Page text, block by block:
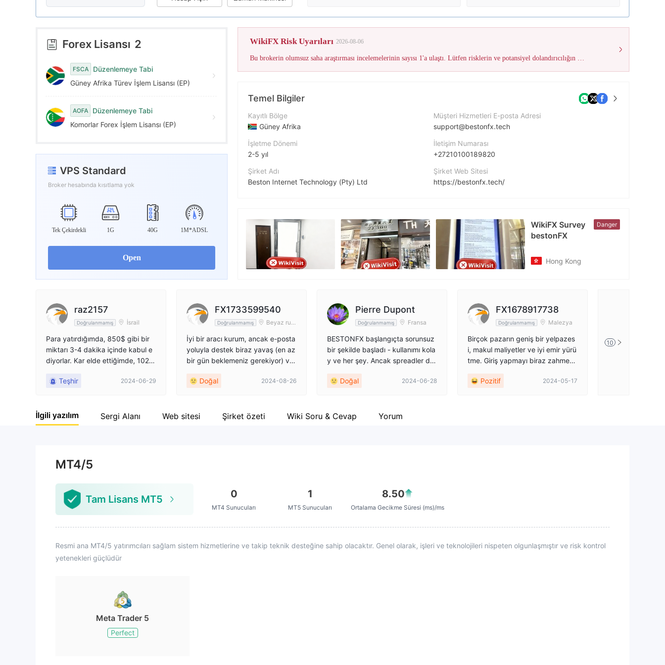
6
7
8
9
6
7
8
9
5
6
7
9
Forex Lisansı 2
FSCA
Düzenlemeye Tabi
Güney Afrika Türev İşlem Lisansı (EP)
AOFA
Düzenlemeye Tabi
Komorlar Forex İşlem Lisansı (EP)
VPS Standard
Broker hesabında kısıtlama yok
Tek Çekirdekli 1G 40G 1M*ADSL
Open
WikiFX Risk Uyarıları 2026-08-06
Bu brokerin olumsuz saha araştırması incelemelerinin sayısı 1'a ulaştı. Lütfen risklerin ve potansiyel dolandırıcılığın farkında olun!
Temel Bilgiler
Kayıtlı Bölge
Güney Afrika
İşletme Dönemi
2-5 yıl
Şirket Adı
Beston Internet Technology (Pty) Ltd
Şirket çalışanı
Müşteri Hizmetleri E-posta Adresi
support@bestonfx.tech
İletişim Numarası
+27210100189820
Şirket Web Sitesi
https://bestonfx.tech/
Facebook
https://www.facebook.com/bestonfx
WikiFX Survey
bestonFX
Danger
Hong Kong
raz2157
Doğrulanmamış İsrail
Para yatırdığımda, 850$ gibi bir
miktarı 3-4 dakika içinde kabul e
diyorlar. Kar elde ettiğimde, 1021
amanı uzatıyorlar ve bana en az 3
ozucu. Şu anda bir haftadan fazla
bir süredir incelemeyi bekliyorum
Teşhir 2024-06-29
FX1733599540
Doğrulanmamış
Beyaz rus
İyi bir aracı kurum, ancak e-posta
yoluyla destek biraz yavaş (en az
bir gün beklemeniz gerekiyor) ve
ötü. Haber yok, hafta sonu veya
eya daha fazla olabilir. Egzotikler
Doğal 2024-08-26
Pierre Dupont
Doğrulanmamış Fransa
BESTONFX başlangıçta sorunsuz
bir şekilde başladı - kullanımı kola
y ve her şey. Ancak spreadler deli
değildi. Ayrıca, müşteri hizmetleri
ramaya karar verdim.
Doğal 2024-06-28
FX1678917738
Doğrulanmamış Malezya
Birçok pazarın geniş bir yelpazes
i, makul maliyetler ve iyi emir yürü
tme. Giriş yapmayı biraz zahmetli
ncereyle karışıyor.
Pozitif 2024-05-17
iyi iyi iyi,
10
İlgili yazılım Sergi Alanı Web sitesi Şirket özeti Wiki Soru & Cevap Yorum
MT4/5
Tam Lisans MT5 0
MT4 Sunucuları
1
MT5 Sunucuları
8.50
Ortalama Gecikme Süresi (ms)/ms
Resmi ana MT4/5 yatırımcıları sağlam sistem hizmetlerine ve takip teknik desteğine sahip olacaktır. Genel olarak, işleri ve teknolojileri nispeten olgunlaşmıştır ve risk kontrol
yetenekleri güçlüdür
Meta Trader 5
Perfect